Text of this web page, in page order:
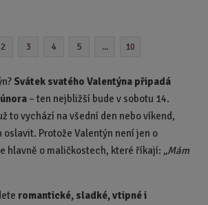
p
t
2 3 4 5 ... 10
Svátek svatého Valentýna připadá
– ten nejbližší bude v sobotu 14.
to vychází na všední den nebo víkend,
Protože Valentýn není jen o
hlavně o maličkostech, které říkají: „Mám
romantické, sladké, vtipné i